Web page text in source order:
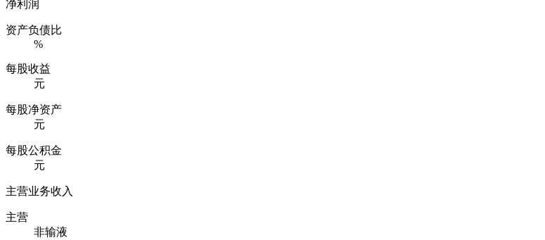
净利润
资产负债比
%
每股收益
元
每股净资产
元
每股公积金
元
主营业务收入
主营
非输液